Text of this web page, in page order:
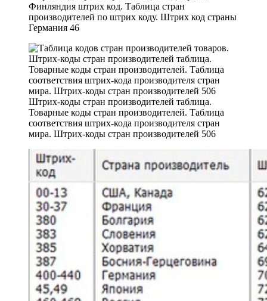
Финляндия штрих код. Таблица стран
производителей по штрих коду. Штрих код страны
Германия 46
Штрих-коды стран производителей таблица.
Товарные коды стран производителей. Таблица
соответствия штрих-кода производителя стран
мира. Штрих-коды стран производителей 506